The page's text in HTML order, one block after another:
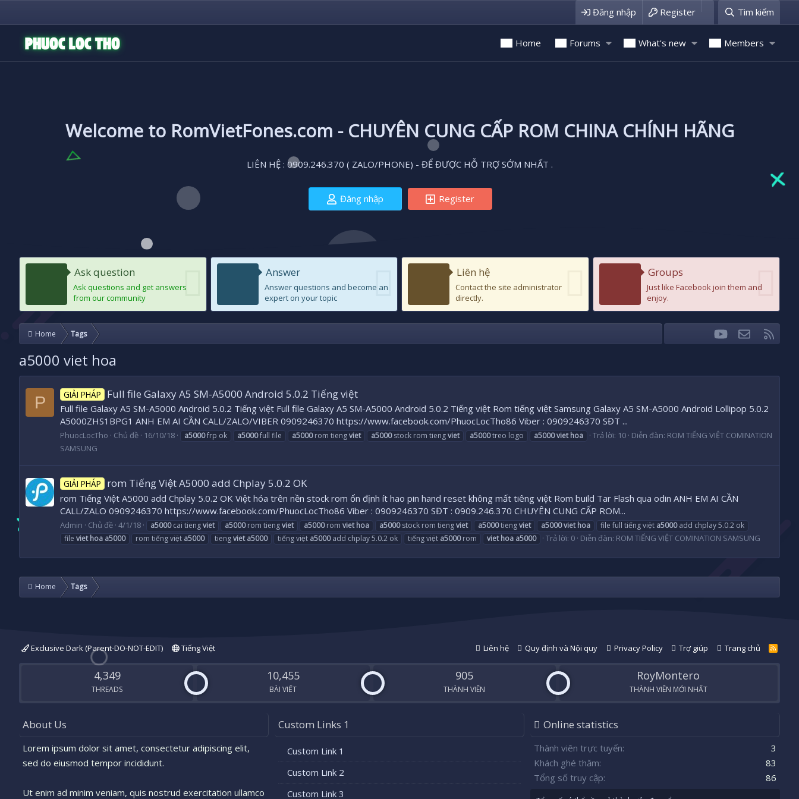
Đăng nhập Register Tìm kiếm
Home Forums What's new Members
Welcome to RomVietFones.com - CHUYÊN CUNG CẤP ROM CHINA CHÍNH HÃNG
LIÊN HỆ : 0909.246.370 ( ZALO/PHONE) - ĐỂ ĐƯỢC HỖ TRỢ SỚM NHẤT .
Đăng nhập Register
Ask question
Ask questions and get answers
from our community
Answer
Answer questions and become an
expert on your topic
Liên hệ
Contact the site administrator
directly.
Groups
Just like Facebook join them and
enjoy.
Home Tags FacebookTwitteryoutubeLiên hệ
a5000 viet hoa
P GIẢI PHÁP Full file Galaxy A5 SM-A5000 Android 5.0.2 Tiếng việt
Full file Galaxy A5 SM-A5000 Android 5.0.2 Tiếng việt Full file Galaxy A5 SM-A5000 Android 5.0.2 Tiếng việt Rom tiếng việt Samsung Galaxy A5 SM-A5000 Android Lollipop 5.0.2
A5000ZHS1BPG1 ANH EM AI CẦN CALL/ZALO/VIBER 0909246370 https://www.facebook.com/PhuocLocTho86 Viber : 0909246370 SĐT ...
PhuocLocTho Chủ đề 16/10/18 a5000frp ok a5000full file a5000rom tiengviet a5000stock rom tiengviet a5000treo logo a5000viet hoa Trả lời: 10 Diễn đàn: ROM TIẾNG VIỆT COMINATION
SAMSUNG
GIẢI PHÁP rom Tiếng Việt A5000 add Chplay 5.0.2 OK
rom Tiếng Việt A5000 add Chplay 5.0.2 OK Việt hóa trên nền stock rom ổn định ít hao pin hand reset không mất tiêng việt Rom build Tar Flash qua odin ANH EM AI CẦN
CALL/ZALO 0909246370 https://www.facebook.com/PhuocLocTho86 Viber : 0909246370 SĐT : 0909.246.370 CHUYÊN CUNG CẤP ROM...
Admin Chủ đề 4/1/18 a5000cai tiengviet a5000rom tiengviet a5000rom viet hoa a5000stock rom tiengviet a5000tiengviet a5000viet hoa file full tiếng việt a5000add chplay 5.0.2 ok
file viet hoa a5000 rom tiếng việt a5000 tiengviet a5000 tiếng việt a5000add chplay 5.0.2 ok tiếng việt a5000rom viet hoa a5000 Trả lời: 0 Diễn đàn: ROM TIẾNG VIỆT COMINATION SAMSUNG
Home Tags
Exclusive Dark (Parent-DO-NOT-EDIT) Tiếng Việt Liên hệ Quy định và Nội quy Privacy Policy Trợ giúp Trang chủ
R
S
4,349
THREADS
10,455
BÀI VIẾT
905
THÀNH VIÊN
RoyMontero
THÀNH VIÊN MỚI NHẤT
About Us
Lorem ipsum dolor sit amet, consectetur adipiscing elit,
sed do eiusmod tempor incididunt.
Ut enim ad minim veniam, quis nostrud exercitation ullamco
Custom Links 1
Custom Link 1
Custom Link 2
Custom Link 3
Online statistics
Thành viên trực tuyến
3
Khách ghé thăm
83
Tổng số truy cập
86